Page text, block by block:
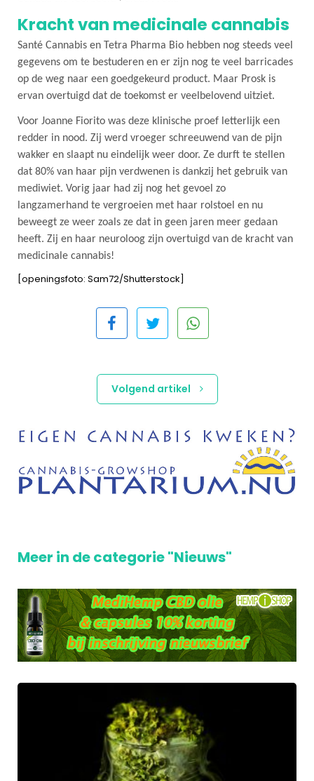
Kracht van medicinale cannabis
Santé Cannabis en Tetra Pharma Bio hebben nog steeds veel
gegevens om te bestuderen en er zijn nog te veel barricades
op de weg naar een goedgekeurd product. Maar Prosk is
ervan overtuigd dat de toekomst er veelbelovend uitziet.
Voor Joanne Fiorito was deze klinische proef letterlijk een
redder in nood. Zij werd vroeger schreeuwend van de pijn
wakker en slaapt nu eindelijk weer door. Ze durft te stellen
dat 80% van haar pijn verdwenen is dankzij het gebruik van
mediwiet. Vorig jaar had zij nog het gevoel zo
langzamerhand te vergroeien met haar rolstoel en nu
beweegt ze weer zoals ze dat in geen jaren meer gedaan
heeft. Zij en haar neuroloog zijn overtuigd van de kracht van
medicinale cannabis!
[openingsfoto: Sam72/Shutterstock]
Volgend artikel
Meer in de categorie "Nieuws"